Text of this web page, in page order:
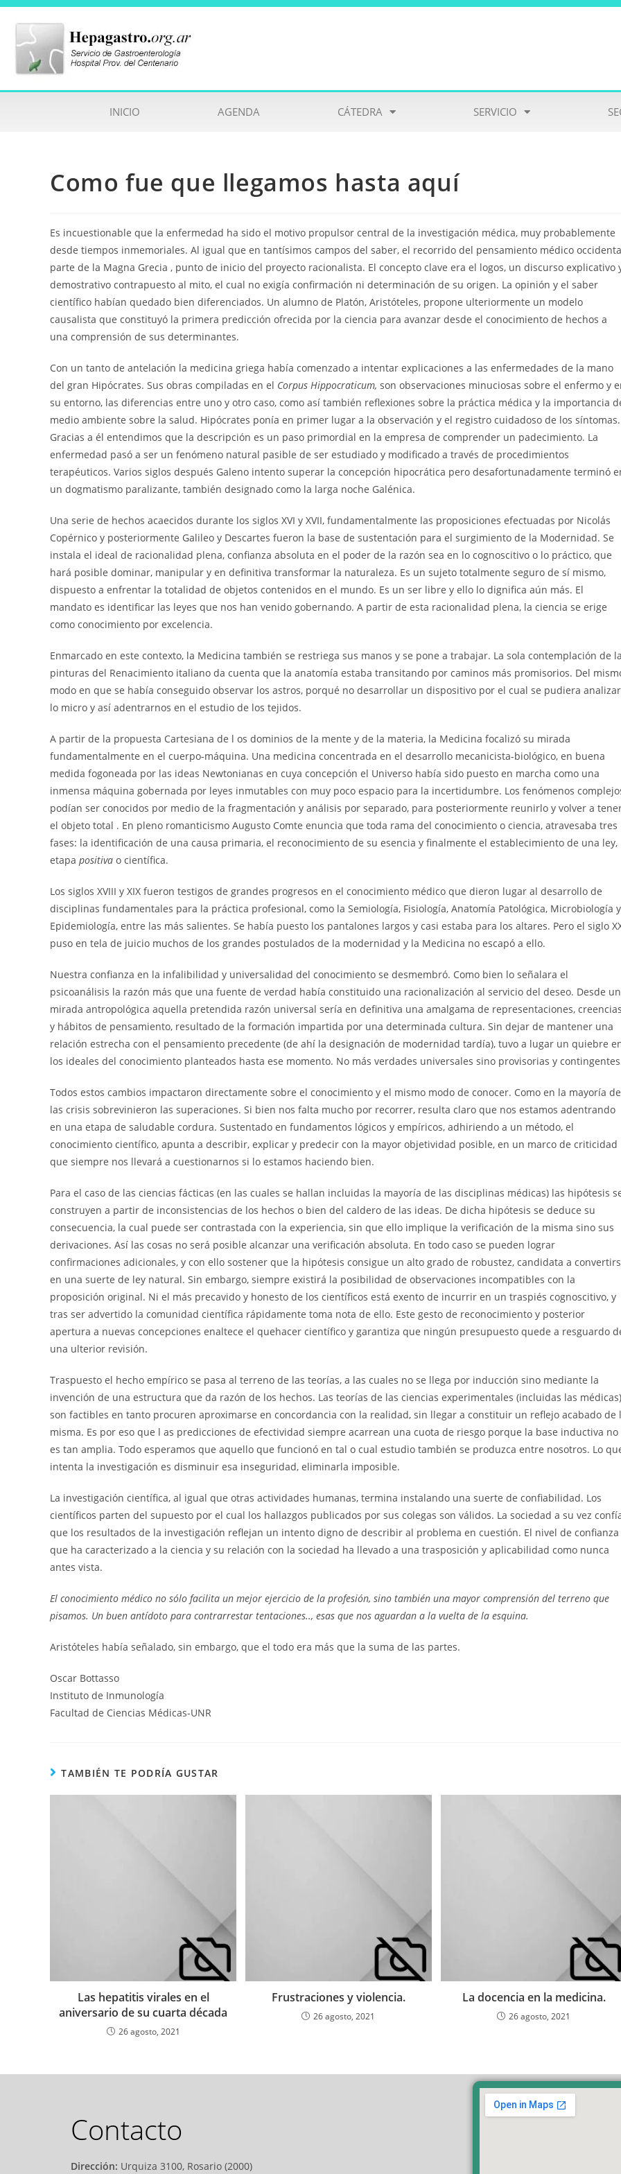
INICIO AGENDA CÁTEDRA SERVICIO
Como fue que llegamos hasta aquí
Es incuestionable que la enfermedad ha sido el motivo propulsor central de la investigación médica, muy probablemente
desde tiempos inmemoriales. Al igual que en tantísimos campos del saber, el recorrido del pensamiento médico
parte de la Magna Grecia , punto de inicio del proyecto racionalista. El concepto clave era el logos, un discurso explicativo
demostrativo contrapuesto al mito, el cual no exigía confirmación ni determinación de su origen. La opinión y el saber
científico habían quedado bien diferenciados. Un alumno de Platón, Aristóteles, propone ulteriormente un modelo
causalista que constituyó la primera predicción ofrecida por la ciencia para avanzar desde el conocimiento de hechos a
una comprensión de sus determinantes.
Con un tanto de antelación la medicina griega había comenzado a intentar explicaciones a las enfermedades de la mano
del gran Hipócrates. Sus obras compiladas en el Corpus Hippocraticum, son observaciones minuciosas sobre el enfermo y
su entorno, las diferencias entre uno y otro caso, como así también reflexiones sobre la práctica médica y la importancia
medio ambiente sobre la salud. Hipócrates ponía en primer lugar a la observación y el registro cuidadoso de los síntomas.
Gracias a él entendimos que la descripción es un paso primordial en la empresa de comprender un padecimiento. La
enfermedad pasó a ser un fenómeno natural pasible de ser estudiado y modificado a través de procedimientos
terapéuticos. Varios siglos después Galeno intento superar la concepción hipocrática pero desafortunadamente terminó
un dogmatismo paralizante, también designado como la larga noche Galénica.
Una serie de hechos acaecidos durante los siglos XVI y XVII, fundamentalmente las proposiciones efectuadas por Nicolás
Copérnico y posteriormente Galileo y Descartes fueron la base de sustentación para el surgimiento de la Modernidad. Se
instala el ideal de racionalidad plena, confianza absoluta en el poder de la razón sea en lo cognoscitivo o lo práctico, que
hará posible dominar, manipular y en definitiva transformar la naturaleza. Es un sujeto totalmente seguro de sí mismo,
dispuesto a enfrentar la totalidad de objetos contenidos en el mundo. Es un ser libre y ello lo dignifica aún más. El
mandato es identificar las leyes que nos han venido gobernando. A partir de esta racionalidad plena, la ciencia se erige
como conocimiento por excelencia.
Enmarcado en este contexto, la Medicina también se restriega sus manos y se pone a trabajar. La sola contemplación de
pinturas del Renacimiento italiano da cuenta que la anatomía estaba transitando por caminos más promisorios. Del
modo en que se había conseguido observar los astros, porqué no desarrollar un dispositivo por el cual se pudiera analizar
lo micro y así adentrarnos en el estudio de los tejidos.
A partir de la propuesta Cartesiana de l os dominios de la mente y de la materia, la Medicina focalizó su mirada
fundamentalmente en el cuerpo-máquina. Una medicina concentrada en el desarrollo mecanicista-biológico, en buena
medida fogoneada por las ideas Newtonianas en cuya concepción el Universo había sido puesto en marcha como una
inmensa máquina gobernada por leyes inmutables con muy poco espacio para la incertidumbre. Los fenómenos
podían ser conocidos por medio de la fragmentación y análisis por separado, para posteriormente reunirlo y volver a
el objeto total . En pleno romanticismo Augusto Comte enuncia que toda rama del conocimiento o ciencia, atravesaba tres
fases: la identificación de una causa primaria, el reconocimiento de su esencia y finalmente el establecimiento de una ley,
etapa positiva o científica.
Los siglos XVIII y XIX fueron testigos de grandes progresos en el conocimiento médico que dieron lugar al desarrollo de
disciplinas fundamentales para la práctica profesional, como la Semiología, Fisiología, Anatomía Patológica, Microbiología y
Epidemiología, entre las más salientes. Se había puesto los pantalones largos y casi estaba para los altares. Pero el siglo
puso en tela de juicio muchos de los grandes postulados de la modernidad y la Medicina no escapó a ello.
Nuestra confianza en la infalibilidad y universalidad del conocimiento se desmembró. Como bien lo señalara el
psicoanálisis la razón más que una fuente de verdad había constituido una racionalización al servicio del deseo. Desde
mirada antropológica aquella pretendida razón universal sería en definitiva una amalgama de representaciones, creencias
y hábitos de pensamiento, resultado de la formación impartida por una determinada cultura. Sin dejar de mantener una
relación estrecha con el pensamiento precedente (de ahí la designación de modernidad tardía), tuvo a lugar un quiebre
los ideales del conocimiento planteados hasta ese momento. No más verdades universales sino provisorias y
Todos estos cambios impactaron directamente sobre el conocimiento y el mismo modo de conocer. Como en la mayoría de
las crisis sobrevinieron las superaciones. Si bien nos falta mucho por recorrer, resulta claro que nos estamos adentrando
en una etapa de saludable cordura. Sustentado en fundamentos lógicos y empíricos, adhiriendo a un método, el
conocimiento científico, apunta a describir, explicar y predecir con la mayor objetividad posible, en un marco de criticidad
que siempre nos llevará a cuestionarnos si lo estamos haciendo bien.
Para el caso de las ciencias fácticas (en las cuales se hallan incluidas la mayoría de las disciplinas médicas) las hipótesis
construyen a partir de inconsistencias de los hechos o bien del caldero de las ideas. De dicha hipótesis se deduce su
consecuencia, la cual puede ser contrastada con la experiencia, sin que ello implique la verificación de la misma sino sus
derivaciones. Así las cosas no será posible alcanzar una verificación absoluta. En todo caso se pueden lograr
confirmaciones adicionales, y con ello sostener que la hipótesis consigue un alto grado de robustez, candidata a
en una suerte de ley natural. Sin embargo, siempre existirá la posibilidad de observaciones incompatibles con la
proposición original. Ni el más precavido y honesto de los científicos está exento de incurrir en un traspiés cognoscitivo, y
tras ser advertido la comunidad científica rápidamente toma nota de ello. Este gesto de reconocimiento y posterior
apertura a nuevas concepciones enaltece el quehacer científico y garantiza que ningún presupuesto quede a resguardo
una ulterior revisión.
Traspuesto el hecho empírico se pasa al terreno de las teorías, a las cuales no se llega por inducción sino mediante la
invención de una estructura que da razón de los hechos. Las teorías de las ciencias experimentales (incluidas las médicas)
son factibles en tanto procuren aproximarse en concordancia con la realidad, sin llegar a constituir un reflejo acabado de
misma. Es por eso que l as predicciones de efectividad siempre acarrean una cuota de riesgo porque la base inductiva no
es tan amplia. Todo esperamos que aquello que funcionó en tal o cual estudio también se produzca entre nosotros. Lo
intenta la investigación es disminuir esa inseguridad, eliminarla imposible.
La investigación científica, al igual que otras actividades humanas, termina instalando una suerte de confiabilidad. Los
científicos parten del supuesto por el cual los hallazgos publicados por sus colegas son válidos. La sociedad a su vez
que los resultados de la investigación reflejan un intento digno de describir al problema en cuestión. El nivel de confianza
que ha caracterizado a la ciencia y su relación con la sociedad ha llevado a una trasposición y aplicabilidad como nunca
antes vista.
El conocimiento médico no sólo facilita un mejor ejercicio de la profesión, sino también una mayor comprensión del terreno que
pisamos. Un buen antídoto para contrarrestar tentaciones.., esas que nos aguardan a la vuelta de la esquina.
Aristóteles había señalado, sin embargo, que el todo era más que la suma de las partes.
Oscar Bottasso
Instituto de Inmunología
Facultad de Ciencias Médicas-UNR
TAMBIÉN TE PODRÍA GUSTAR
Las hepatitis virales en el
aniversario de su cuarta década
26 agosto, 2021
Frustraciones y violencia.
26 agosto, 2021
La docencia en la medicina.
26 agosto, 2021
Contacto
Dirección: Urquiza 3100, Rosario (2000)